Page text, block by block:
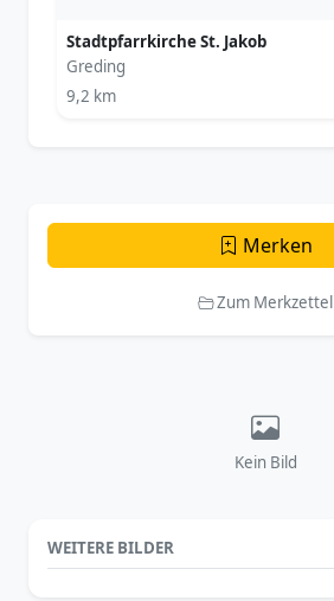
Stadtpfarrkirche St. Jakob
Greding
9,2 km
Merken
Zum Merkzettel
Kein Bild
WEITERE BILDER